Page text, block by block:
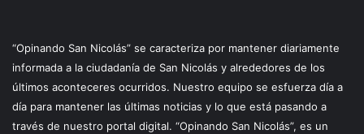
“Opinando San Nicolás” se caracteriza por mantener diariamente
informada a la ciudadanía de San Nicolás y alrededores de los
últimos aconteceres ocurridos. Nuestro equipo se esfuerza día a
día para mantener las últimas noticias y lo que está pasando a
través de nuestro portal digital. “Opinando San Nicolás”, es un